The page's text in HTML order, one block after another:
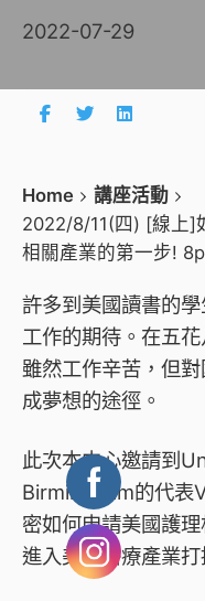
2022-07-29
Home
講座活動
2022/8/11(四) [線上]
相關產業的第一步!
許多到美國讀書的
工作的期待。在五花
雖然工作辛苦，但
成夢想的途徑。
此次本中心邀請到
Birmingham的代表
密如何申請美國護
進入美國醫療產業打